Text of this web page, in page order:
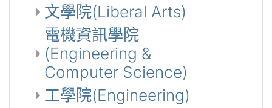
文學院(Liberal Arts)
電機資訊學院
(Engineering &
Computer Science)
工學院(Engineering)